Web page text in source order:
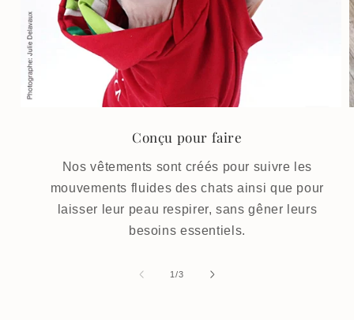
Conçu pour faire
Nos vêtements sont créés pour suivre les
mouvements fluides des chats ainsi que pour
laisser leur peau respirer, sans gêner leurs
besoins essentiels.
1/de
3